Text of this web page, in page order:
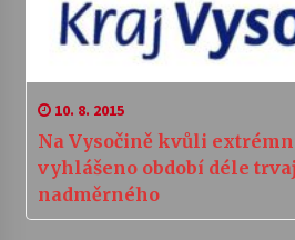
10. 8. 2015
Na Vysočině kvůli
vyhlášeno období déle
nadměrného